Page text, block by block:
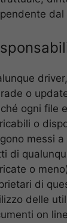
o
ogni file
o
messi
di
o
di
delle
on